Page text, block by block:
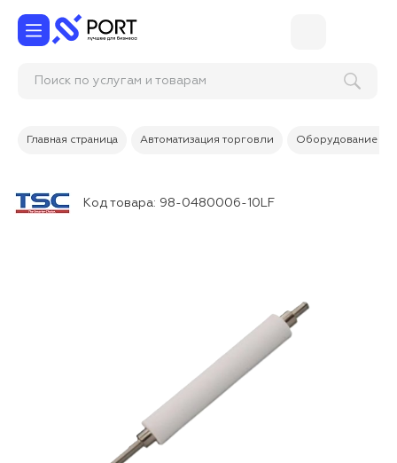
Поиск по услугам и товарам
Главная страница Автоматизация торговли Оборудование
Код товара: 98-0480006-10LF